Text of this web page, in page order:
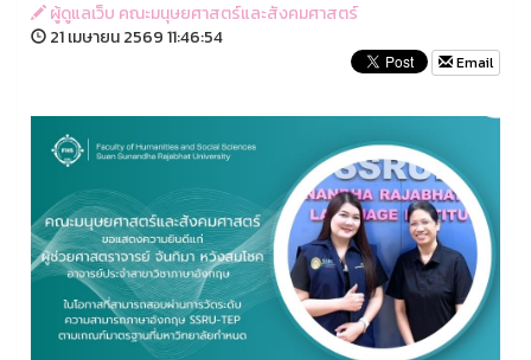
ผู้ดูแลเว็บ คณะมนุษยศาสตร์และสังคมศาสตร์
21 เมษายน 2569 11:46:54
Email